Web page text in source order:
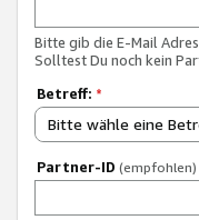
Bitte gib die E-Mail
Solltest Du noch kein
Betreff: *
Bitte wähle eine
Partner-ID (empfohlen)